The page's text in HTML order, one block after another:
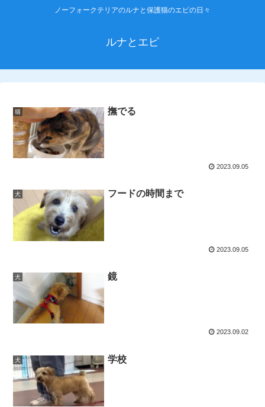
ノーフォークテリアのルナと保護猫のエピの日々
ルナとエピ
猫 撫でる
2023.09.05
犬 フードの時間まで
2023.09.05
犬 鏡
2023.09.02
犬 学校